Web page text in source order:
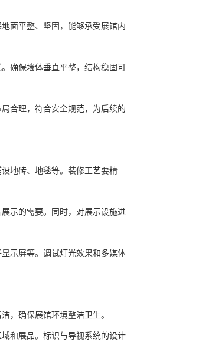
面平整、坚固，能够承受展馆内
确保墙体垂直平整，结构稳固可
合理，符合安全规范，为后续的
地砖、地毯等。装修工艺要精
示的需要。同时，对展示设施进
示屏等。调试灯光效果和多媒体
，确保展馆环境整洁卫生。
和展品。标识与导视系统的设计